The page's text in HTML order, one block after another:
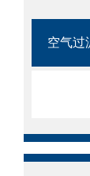
空气过